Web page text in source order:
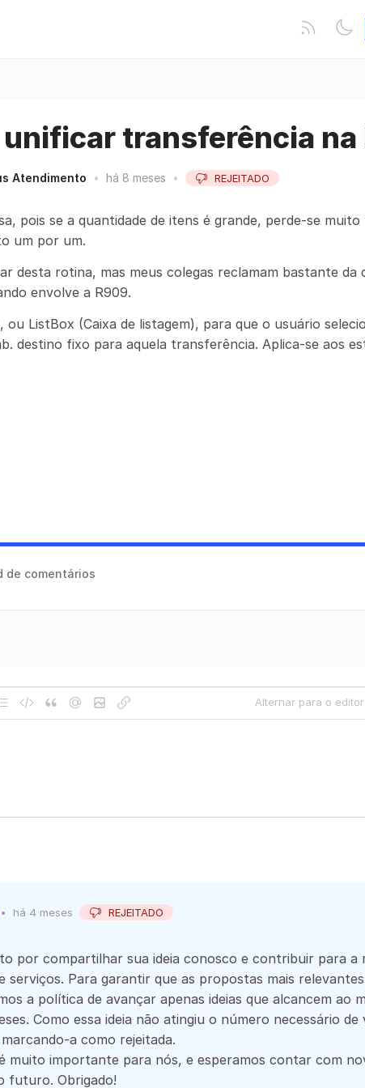
unificar transferência na
Atendimento • há 8 meses • REJEITADO
pois se a quantidade de itens é grande, perde-se
um por um.
desta rotina, mas meus colegas reclamam bastante da
envolve a R909.
ListBox (Caixa de listagem), para que o usuário
destino fixo para aquela transferência. Aplica-se aos
de comentários
Alternar para o
• há 4 meses REJEITADO
por compartilhar sua ideia conosco e contribuir para a
serviços. Para garantir que as propostas mais relevantes
a política de avançar apenas ideias que alcancem ao
Como essa ideia não atingiu o número necessário de
a como rejeitada.
muito importante para nós, e esperamos contar com
futuro. Obrigado!